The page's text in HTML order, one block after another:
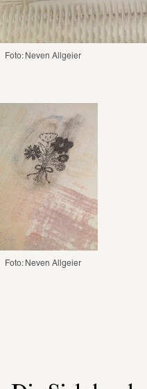
Foto: Neven Allgeier
Foto: Neven Allgeier